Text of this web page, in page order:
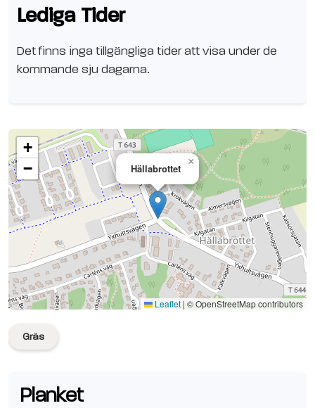
Lediga Tider
Det finns inga tillgängliga tider att visa under de
kommande sju dagarna.
Hällabrottet
×
+
−
Leaflet | © OpenStreetMap contributors
Se planen på Google Maps
Gräs
Planket